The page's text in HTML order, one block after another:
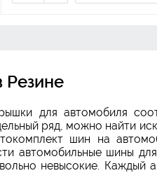
Резине
для автомобиля
ряд, можно найти
шин на
автомобильные шины
невысокие. Каждый